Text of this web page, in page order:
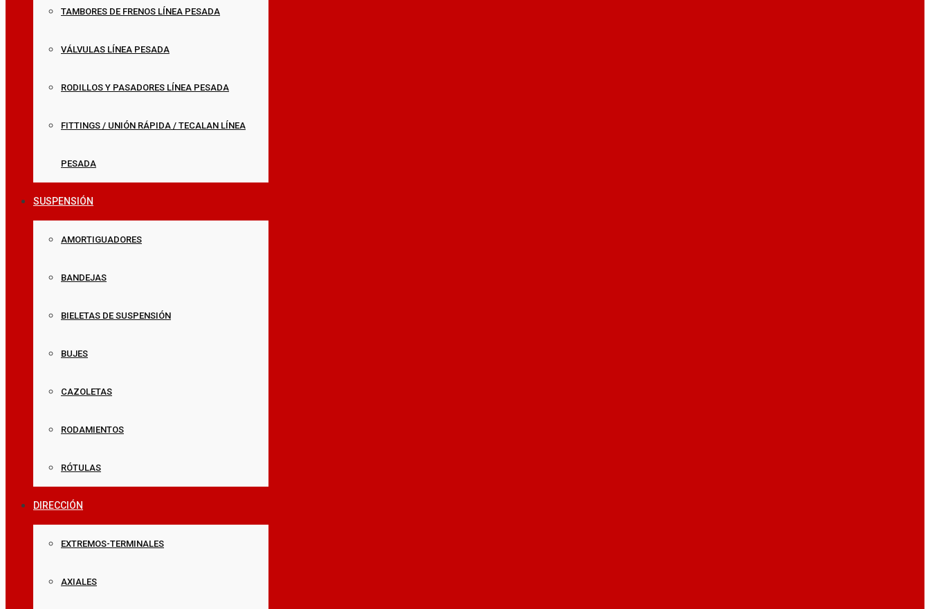
TAMBORES DE FRENOS LÍNEA PESADA
VÁLVULAS LÍNEA PESADA
RODILLOS Y PASADORES LÍNEA PESADA
FITTINGS / UNIÓN RÁPIDA / TECALAN LÍNEA
PESADA
SUSPENSIÓN
AMORTIGUADORES
BANDEJAS
BIELETAS DE SUSPENSIÓN
BUJES
CAZOLETAS
RODAMIENTOS
RÓTULAS
DIRECCIÓN
EXTREMOS-TERMINALES
AXIALES